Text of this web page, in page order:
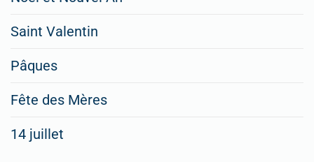
Saint Valentin
Pâques
Fête des Mères
14 juillet